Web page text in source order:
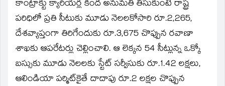
కాంట్రాక్టు క్యారియర్ల కింద అనుమతి తీసుకుంటే రాష్ట్ర
పరిధిలో ప్రతి సీటుకు మూడు నెలలకోసారి రూ.2,265,
దేశవ్యాప్తంగా తిరిగేందుకు రూ.3,675 చొప్పున రవాణా
శాఖకు ఆపరేటర్లు చెల్లించాలి. ఆ లెక్కన 54 సీట్లున్న ఒక్కో
బస్సుకు మూడు నెలలకు స్టేట్‌ సర్వీసుకు రూ.1.42 లక్షలు,
ఆలిండియా పర్మిట్‌కైతే దాదాపు రూ.2 లక్షల చొప్పున